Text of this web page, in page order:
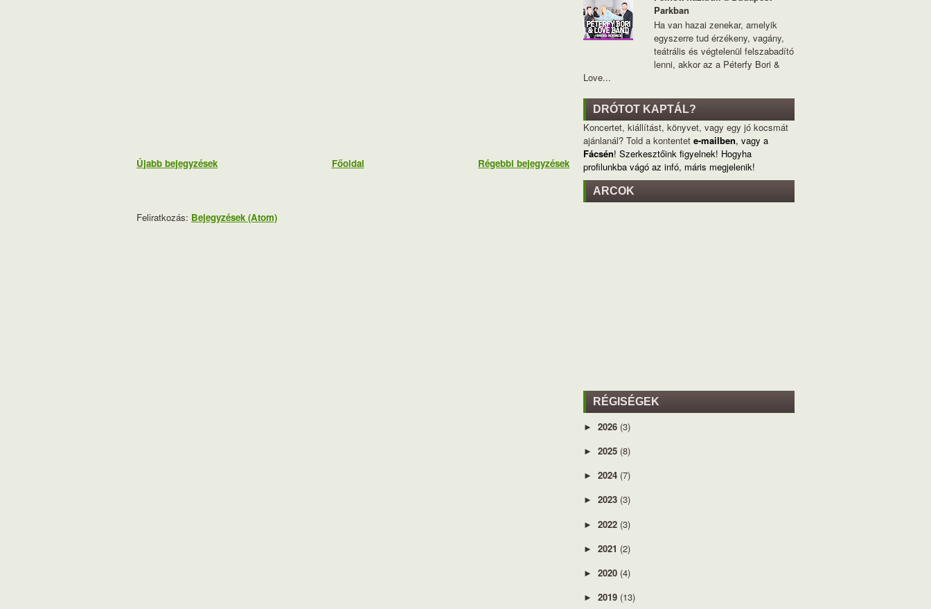
Újabb bejegyzések Régebbi bejegyzések
Főoldal
Feliratkozás: Bejegyzések (Atom)
Parkban
Ha van hazai zenekar, amelyik
egyszerre tud érzékeny, vagány,
teátrális és végtelenül felszabadító
lenni, akkor az a Péterfy Bori &
Love...
DRÓTOT KAPTÁL?
Koncertet, kiállítást, könyvet, vagy egy jó kocsmát
ajánlanál? Told a kontentet e-mailben, vagy a
Fácsén! Szerkesztőink figyelnek! Hogyha
profilunkba vágó az infó, máris megjelenik!
ARCOK
RÉGISÉGEK
► 2026 (3)
► 2025 (8)
► 2024 (7)
► 2023 (3)
► 2022 (3)
► 2021 (2)
► 2020 (4)
► 2019 (13)